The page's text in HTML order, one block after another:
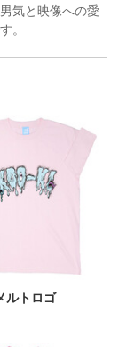
気と映像への愛
。
ルトロゴ